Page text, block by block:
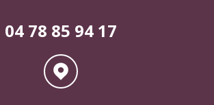
04 78 85 94 17